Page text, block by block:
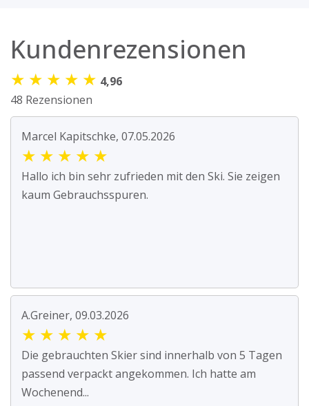
Kundenrezensionen
★ ★ ★ ★ ★ 4,96
48 Rezensionen
Marcel Kapitschke, 07.05.2026
★ ★ ★ ★ ★
Hallo ich bin sehr zufrieden mit den Ski. Sie zeigen
kaum Gebrauchsspuren.
A.Greiner, 09.03.2026
★ ★ ★ ★ ★
Die gebrauchten Skier sind innerhalb von 5 Tagen
passend verpackt angekommen. Ich hatte am
Wochenend...